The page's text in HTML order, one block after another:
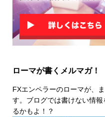
ローマが書くメルマガ！
FXエンペラーのローマが、
す。ブログでは書けない情
るかもよ！？